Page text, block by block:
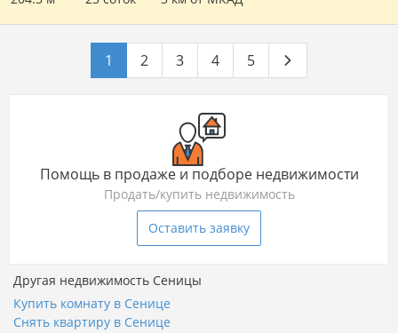
1 2 3 4 5
Помощь в продаже и подборе недвижимости
Продать/купить недвижимость
Оставить заявку
Другая недвижимость Сеницы
Купить комнату в Сенице
Снять квартиру в Сенице